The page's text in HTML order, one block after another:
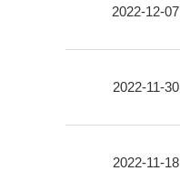
2022-12-07
2022-11-30
2022-11-18